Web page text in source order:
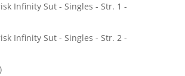
Infinity Sut - Singles - Str. 1 -
Infinity Sut - Singles - Str. 2 -